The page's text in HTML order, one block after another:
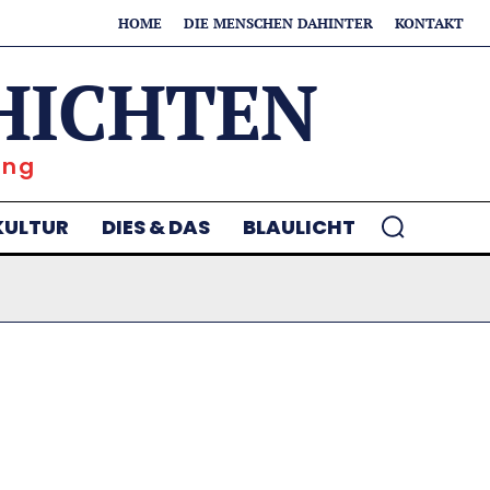
HOME DIE MENSCHEN DAHINTER KONTAKT
DIES & DAS BLAULICHT